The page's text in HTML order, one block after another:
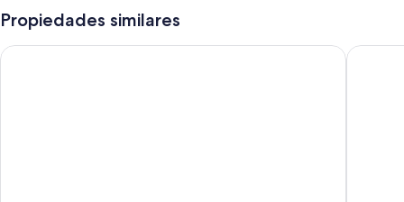
en la habitación. Además, la propiedad cuenta con un bar y un
Propiedades similares
APA Hotel & Resort Yokohama Bay Tower The